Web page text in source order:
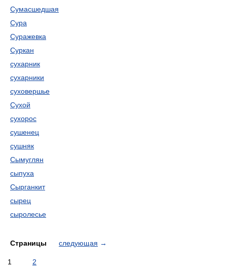
Сумасшедшая
Сура
Суражевка
Суркан
сухарник
сухарники
суховершье
Сухой
сухорос
сушенец
сушняк
Сымуглян
сыпуха
Сырганкит
сырец
сыролесье
Страницы следующая →
1 2